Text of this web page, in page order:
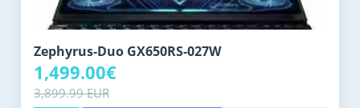
Zephyrus-Duo GX650RS-027W
1,499.00€
3,899.99 EUR